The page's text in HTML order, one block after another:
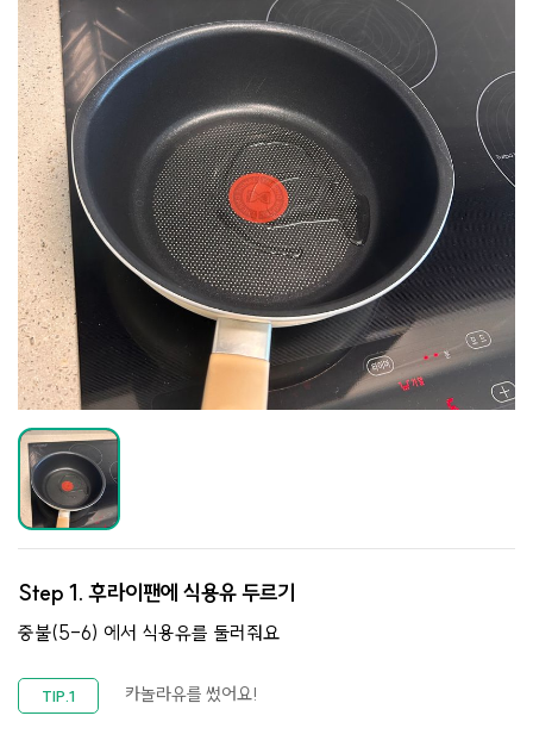
Step 1. 후라이팬에 식용유 두르기
중불(5-6) 에서 식용유를 둘러줘요
카놀라유를 썼어요!